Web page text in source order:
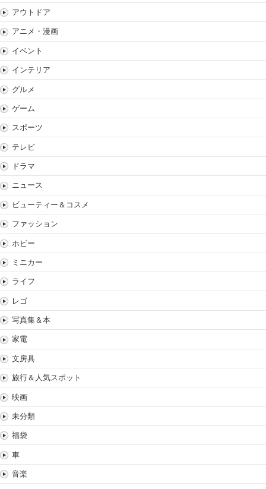
アウトドア
アニメ・漫画
イベント
インテリア
グルメ
ゲーム
スポーツ
テレビ
ドラマ
ニュース
ビューティー＆コスメ
ファッション
ホビー
ミニカー
ライフ
レゴ
写真集＆本
家電
文房具
旅行＆人気スポット
映画
未分類
福袋
車
音楽